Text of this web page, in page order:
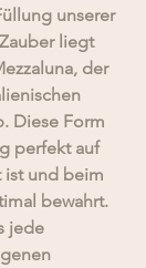
unserer
liegt
der
Diese Form
perfekt auf
und beim
bewahrt.
jede